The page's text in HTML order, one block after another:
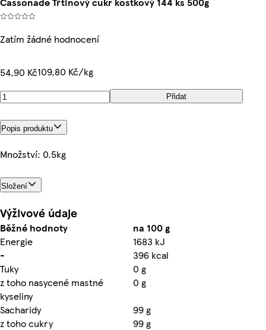
Zatím žádné hodnocení
54,90 Kč109,80 Kč/kg
Přidat
Popis produktu
Množství: 0.5kg
Složení
Výživové údaje
Běžné hodnoty
na 100 g
Energie
1683 kJ
-
396 kcal
Tuky
0 g
z toho nasycené mastné
kyseliny
0 g
Sacharidy
99 g
z toho cukry
99 g